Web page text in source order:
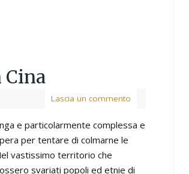
Cina
Lascia un commento
e particolarmente complessa e
per tentare di colmarne le
vastissimo territorio che
svariati popoli ed etnie di